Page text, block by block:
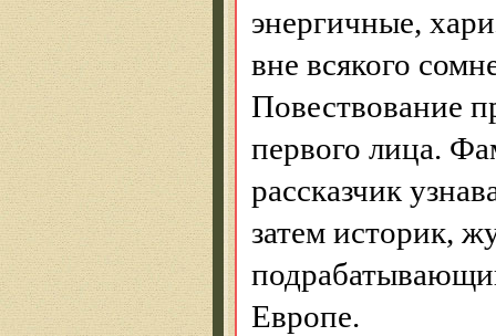
энергичные,
вне всякого
Повествование
первого лица.
рассказчик
затем историк,
Европе.